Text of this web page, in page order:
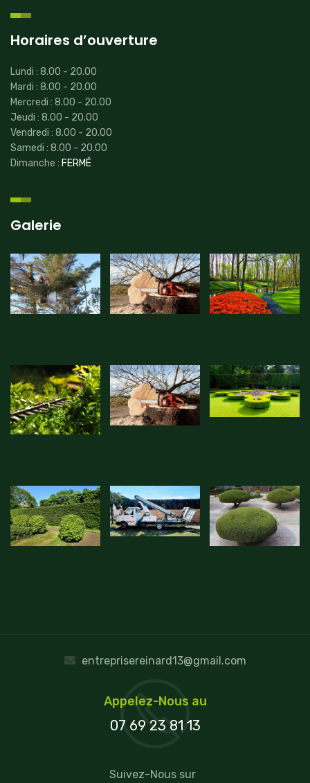
Horaires d’ouverture
Lundi : 8.00 - 20.00
Mardi : 8.00 - 20.00
Mercredi : 8.00 - 20.00
Jeudi : 8.00 - 20.00
Vendredi : 8.00 - 20.00
Samedi : 8.00 - 20.00
Dimanche : FERMÉ
Galerie
entreprisereinard13@gmail.com
Appelez-Nous au
07 69 23 81 13
Suivez-Nous sur